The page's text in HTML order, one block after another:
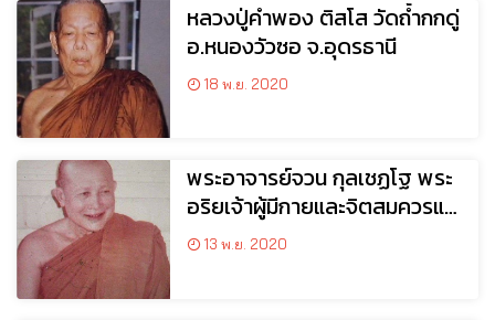
หลวงปู่คำพอง ติสโส วัดถ้ำกกดู่
อ.หนองวัวซอ จ.อุดรธานี
18 พ.ย. 2020
พระอาจารย์จวน กุลเชฏโฐ พระ
อริยเจ้าผู้มีกายและจิตสมควรแก่
วิมุติธรรม
13 พ.ย. 2020